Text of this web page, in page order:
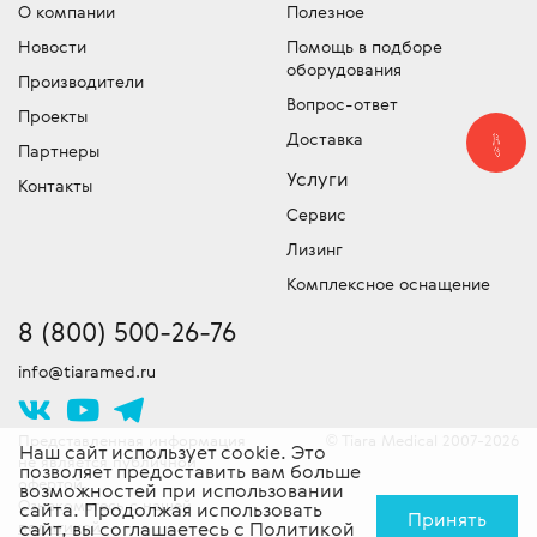
оборудование – обязательно уточняйте, что
входит в эту сумму!
Скидки!
скидок, постоянно проводятся специальные
акции и действуют другие привлекательные
Отдел запчастей медицинского
оборудования
Подбор и продажа оригинальных
запчастей для медицинской техники.
Мы имеем собственный лицензированный
сервисный центр для обслуживания и
устранения неисправностей и команду
сертифицированных специалистов
выездного обслуживания техники. Работы
проводятся согласно стандартам
производителя. Доставляем
оборудование в сервисный центр -
О компании
Новости
Производители
Проекты
Партнеры
Контакты
Полезное
Помощь в подборе
оборудования
Вопрос-ответ
Доставка
Услуги
Сервис
Лизинг
Комплексное оснащение
8 (800) 500-26-76
info@tiaramed.ru
не является публичной
офертой.
Ознакомьтесь с нашей
политикой
Наш сайт использует cookie. Это
позволяет предоставить вам больше
возможностей при использовании
сайта. Продолжая использовать
сайт, вы соглашаетесь с Политикой Принять